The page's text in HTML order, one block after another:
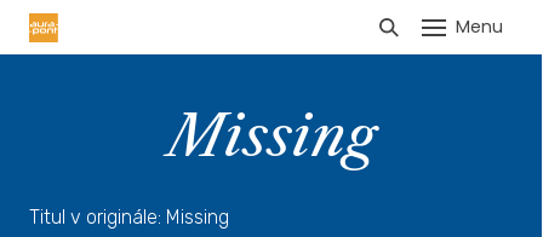
Menu
Missing
Titul v originále: Missing